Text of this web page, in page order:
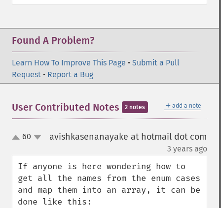
Found A Problem?
Learn How To Improve This Page • Submit a Pull
Request • Report a Bug
＋ add a note
User Contributed Notes 2 notes
up60 avishkasenanayake at hotmail dot com
3 years ago
If anyone is here wondering how to
get all the names from the enum cases
and map them into an array, it can be
done like this: